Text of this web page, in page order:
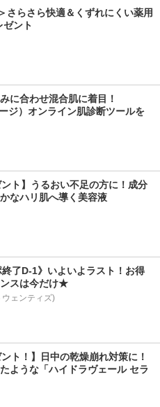
さらさら快適＆くずれにくい薬用
ゼント
に合わせ混合肌に着目！
ジ）オンライン肌診断ツールを
ント】うるおい不足の方に！成分
なハリ肌へ導く美容液
終了D-1》いよいよラスト！お得
スは今だけ★
ェンティズ)
ント！】日中の乾燥崩れ対策に！
ような「ハイドラヴェール セラ